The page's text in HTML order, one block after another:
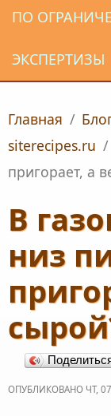
ПО
ЭКСПЕРТИЗЫ
Главная /
siterecipes.ru /
пригорает, а
В
низ
ОПУБЛИКОВАНО ЧТ,